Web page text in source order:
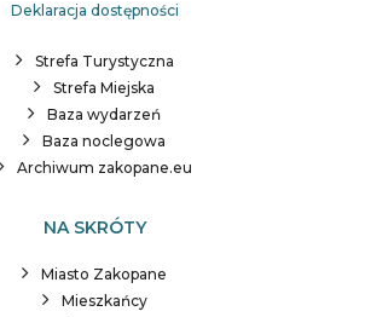
Deklaracja dostępności
Strefa Turystyczna
Strefa Miejska
Baza wydarzeń
Baza noclegowa
Archiwum zakopane.eu
NA SKRÓTY
Miasto Zakopane
Mieszkańcy